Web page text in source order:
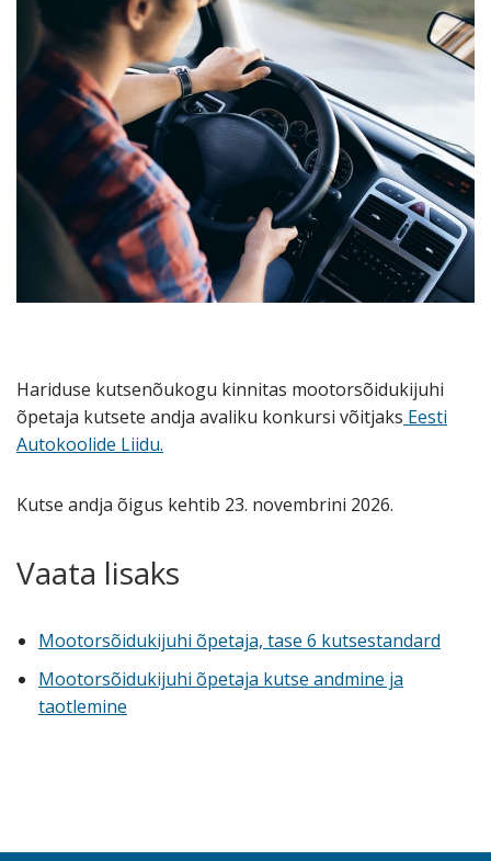
Hariduse kutsenõukogu kinnitas mootorsõidukijuhi
õpetaja kutsete andja avaliku konkursi võitjaks Eesti
Autokoolide Liidu.
Kutse andja õigus kehtib 23. novembrini 2026.
Vaata lisaks
Mootorsõidukijuhi õpetaja, tase 6 kutsestandard
Mootorsõidukijuhi õpetaja kutse andmine ja
taotlemine